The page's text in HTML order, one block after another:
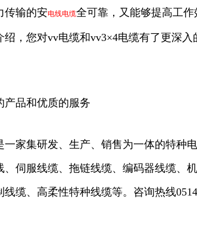
传输的安电线电缆全可靠，又能够提高工
，您对vv电缆和vv3×4电缆有了更深
产品和优质的服务
家集研发、生产、销售为一体的特种
伺服线缆、拖链线缆、编码器线缆、
缆、高柔性特种线缆等。咨询热线